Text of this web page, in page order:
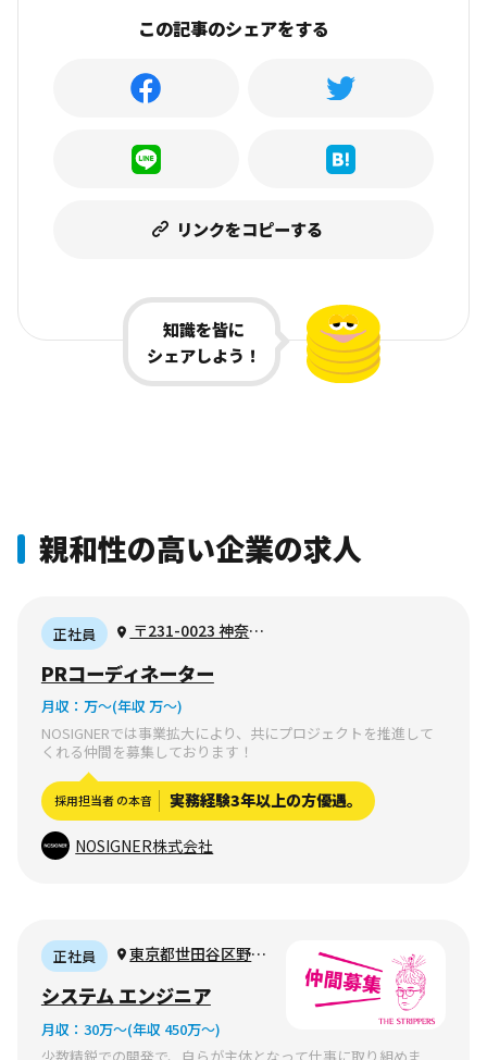
知識を皆に
シェアしよう！
この記事のシェアをする
リンクをコピーする
親和性の高い企業の求人
正社員
〒231-0023 神奈川
78−8 イースト・ゲー
ト・ビル7階
PRコーディネーター
月収： 万〜(年収 万〜)
NOSIGNERでは事業拡大により、共にプロジェクトを推進して
くれる仲間を募集しております！
採用担当者 の本音 実務経験3年以上の方優遇。
NOSIGNER株式会社
正社員
東京都世田谷区野沢
システム エンジニア
月収： 30万〜(年収 450万〜)